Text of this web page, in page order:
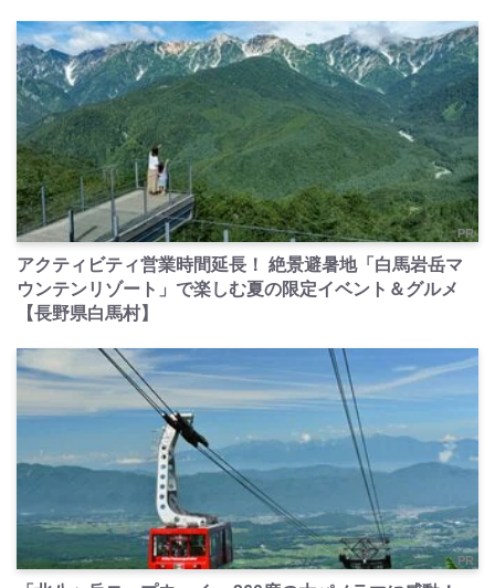
PR
アクティビティ営業時間延長！ 絶景避暑地「白馬岩岳マ
ウンテンリゾート」で楽しむ夏の限定イベント＆グルメ
【長野県白馬村】
PR